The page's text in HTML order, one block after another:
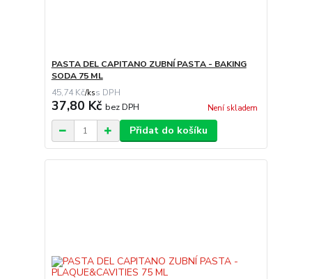
PASTA DEL CAPITANO ZUBNÍ PASTA - BAKING
SODA 75 ML
45,74 Kč/ks
37,80 Kč bez DPH Není skladem
Přidat do košíku